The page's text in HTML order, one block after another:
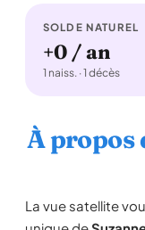
SOLDE NATUREL
+0 / an
1 naiss. · 1 décès
À propos
La vue satellite